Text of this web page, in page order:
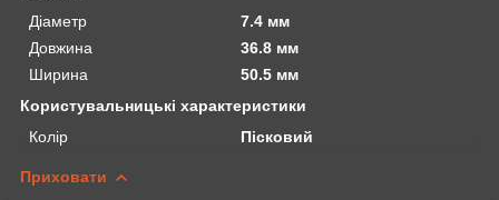
Діаметр
7.4 мм
Довжина
36.8 мм
Ширина
50.5 мм
Користувальницькі характеристики
Колір
Пісковий
Приховати